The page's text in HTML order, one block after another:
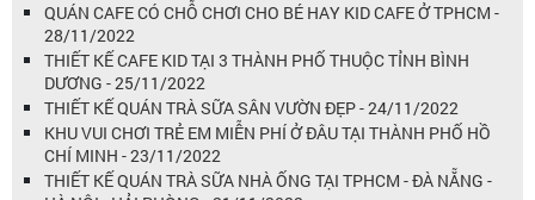
QUÁN CAFE CÓ CHỖ CHƠI CHO BÉ HAY KID CAFE Ở TPHCM -
28/11/2022
THIẾT KẾ CAFE KID TẠI 3 THÀNH PHỐ THUỘC TỈNH BÌNH
DƯƠNG - 25/11/2022
THIẾT KẾ QUÁN TRÀ SỮA SÂN VƯỜN ĐẸP - 24/11/2022
KHU VUI CHƠI TRẺ EM MIỄN PHÍ Ở ĐÂU TẠI THÀNH PHỐ HỒ
CHÍ MINH - 23/11/2022
THIẾT KẾ QUÁN TRÀ SỮA NHÀ ỐNG TẠI TPHCM - ĐÀ NẴNG -